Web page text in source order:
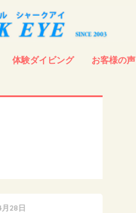
体験ダイビング お客様の声
28日